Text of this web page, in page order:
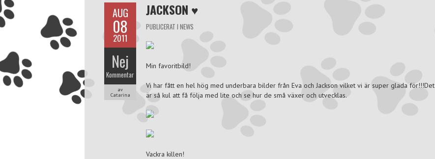
AUG
08
2011
Nej
Kommentar
av
Catarina
JACKSON ♥
PUBLICERAT I NEWS
Min favoritbild!
Vi har fått en hel hög med underbara bilder från Eva och Jackson vilket vi är super glada för!!!Det
är så kul att få följa med lite och se hur de små växer och utvecklas.
Vackra killen!